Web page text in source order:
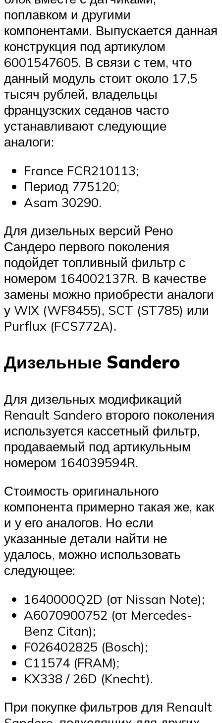
поплавком и другими
компонентами. Выпускается данная
конструкция под артикулом
6001547605. В связи с тем, что
данный модуль стоит около 17,5
тысяч рублей, владельцы
французских седанов часто
устанавливают следующие
аналоги:
France FCR210113;
Период 775120;
Asam 30290.
Для дизельных версий Рено
Сандеро первого поколения
подойдет топливный фильтр с
номером 164002137R. В качестве
замены можно приобрести аналоги
у WIX (WF8455), SCT (ST785) или
Purflux (FCS772A).
Дизельные Sandero
Для дизельных модификаций
Renault Sandero второго поколения
используется кассетный фильтр,
продаваемый под артикульным
номером 164039594R.
Стоимость оригинального
компонента примерно такая же, как
и у его аналогов. Но если
указанные детали найти не
удалось, можно использовать
следующее:
1640000Q2D (от Nissan Note);
A6070900752 (от Mercedes-
Benz Citan);
F026402825 (Bosch);
C11574 (FRAM);
KX338 / 26D (Knecht).
При покупке фильтров для Renault